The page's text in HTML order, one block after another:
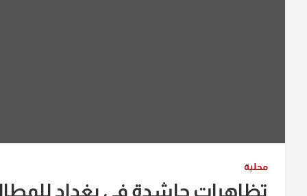
محلية
تظاهرات حاشدة في بغداد